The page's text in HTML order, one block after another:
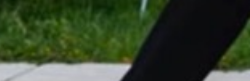
DE LA RED MEMBRESÍA
GRUPOS DE TRABAJO